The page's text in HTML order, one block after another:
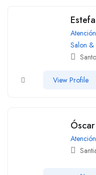
Salon &
View Profile